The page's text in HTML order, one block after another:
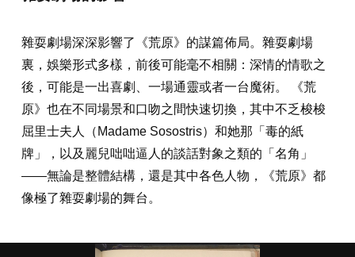
雜耍劇場深深影響了《荒原》的謀篇佈局。雜耍劇場
裏，娛樂形式多樣，前後可能毫不相關：深情的情歌之
後，可能是一出喜劇、一場通靈或者一台魔術。 《荒
原》也在不同場景和口吻之間快速切換，其中不乏梭梭
屈里士夫人（Madame Sosostris）和她那「毒的紙
牌」，以及麗兒咄咄逼人的談話對象之類的「名角」
——無論是整體結構，還是其中各色人物，《荒原》都
像極了雜耍劇場的舞台。